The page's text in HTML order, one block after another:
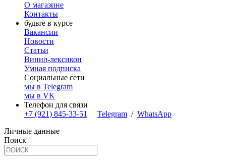
О магазине
Контакты
будьте в курсе
Вакансии
Новости
Статьи
Винил-лексикон
Умная подписка
Социальные сети
мы в Telegram
мы в VK
Телефон для связи
+7 (921) 845-33-51
Telegram / WhatsApp
Личные данные
Поиск